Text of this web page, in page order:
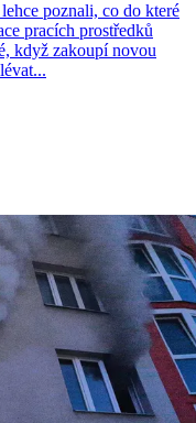
poznali, co do které
pracích prostředků
když zakoupí novou